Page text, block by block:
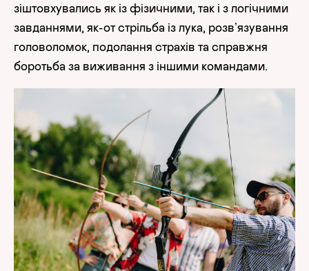
зіштовхувались як із фізичними, так і з логічними
завданнями, як-от стрільба із лука, розв’язування
головоломок, подолання страхів та справжня
боротьба за виживання з іншими командами.